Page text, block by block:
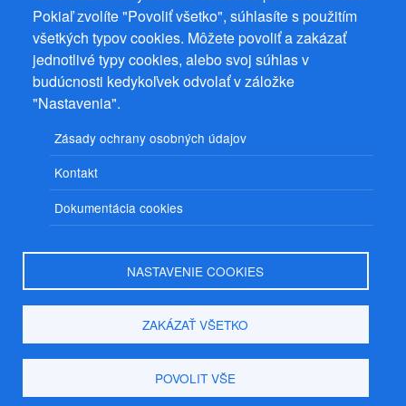
Pokiaľ zvolíte "Povoliť všetko", súhlasíte s použitím
všetkých typov cookies. Môžete povoliť a zakázať
jednotlivé typy cookies, alebo svoj súhlas v
budúcnosti kedykoľvek odvolať v záložke
"Nastavenia".
Zásady ochrany osobných údajov
Kontakt
Dokumentácia cookies
NASTAVENIE COOKIES
ZAKÁZAŤ VŠETKO
POVOLIT VŠE
© 2026
PuzzleWebs s.r.o.